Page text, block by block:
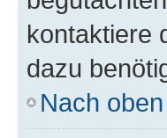
kontaktiere
dazu
Nach oben